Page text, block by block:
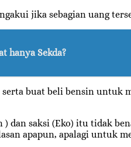
jika sebagian uang
hanya Sekda?
buat beli bensin
saksi (Eko) itu tidak
apapun, apalagi untuk